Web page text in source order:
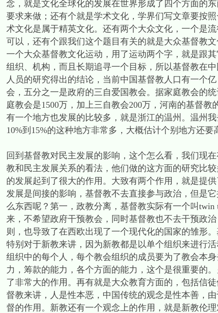
念，就是文化全球化的发展在世界形成了四个方面的
要求来做；还有个就是学术文化，学界们写文章要按
术文化是属于精英文化。还有两个大众文化，一个是
可以，还有个跟我们这个题目有关的就是大众基督教
一个大众基督教文化运动，用了运动两个字，就是跟
组织、机构，而且长期追寻一个目标，所以基督教在
人员的研究得出的结论，当前中国基督教人口有一个
会，五分之一是政府的三自爱国教会。据家庭教会的
庭教会是1500万，加上三自教会200万，河南的基督
有一个地方也发展的比较多，就是浙江的温州。温州
10%到15%的这种地方非常多，大概估计个别地方还要
回到基督教对民主发展的影响，这个怎么看，我们现
教和民主发展关系的看法，他们做的这方面的研究比
的发展起到了很大的作用。大致有两个作用，就是提
发展是间接的影响，基督教不去直接参与政治，但是
么东西呢？第一，政教分离，基督教实际有一个叫
来，不希望政府干预教会，同时基督教也不去干预政
则，也导致了在西欧出现了一个现代化的国家的雏形
特别对于新教来讲，因为新教都是以单个组织来进行
组织中的每个人，每个教会组织的成员要为了教会本
力，筹款的能力，各个方面的能力，这个是很重要的
了非常大的作用。再有就是大众教育方面的，包括信
督教来讲，人是性本恶，中国传统的观念是性本善，
督的作用。新教还有一个观念上的作用，就是新教伦